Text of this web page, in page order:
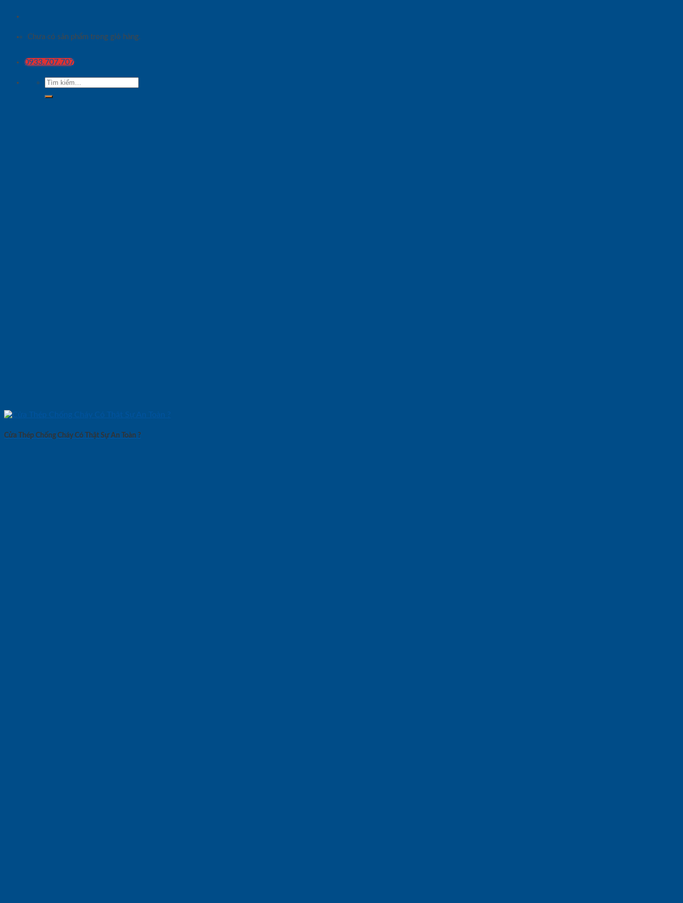
Chưa có sản phẩm trong giỏ hàng.
0933.707.707
Tìm
kiếm:
Cửa Thép Chống Cháy Có Thật Sự An Toàn ?